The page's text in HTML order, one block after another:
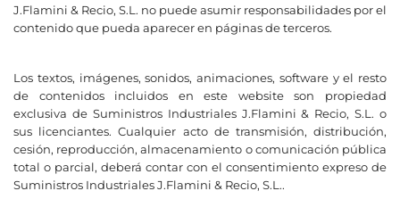
J.Flamini & Recio, S.L. no puede asumir responsabilidades por el
contenido que pueda aparecer en páginas de terceros.
Los textos, imágenes, sonidos, animaciones, software y el resto
de contenidos incluidos en este website son propiedad
exclusiva de Suministros Industriales J.Flamini & Recio, S.L. o
sus licenciantes. Cualquier acto de transmisión, distribución,
cesión, reproducción, almacenamiento o comunicación pública
total o parcial, deberá contar con el consentimiento expreso de
Suministros Industriales J.Flamini & Recio, S.L..